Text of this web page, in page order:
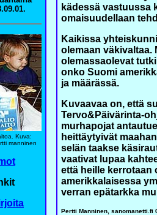
Kuva:
manninen
kädessä vastuussa
omaisuudellaan
Kaikissa
olemaan väkivaltaa.
olemassaolevat
onko Suomi
ja määrässä.
Kuvaavaa on, että
Tervo&Päivärinta-
murhapojat
heittäytyivät
selän taakse
vaativat lupaa
että heille kerrotaan
amerikkalaisessa
verran epätarkka
Pertti Manninen, sanomanetti.fi